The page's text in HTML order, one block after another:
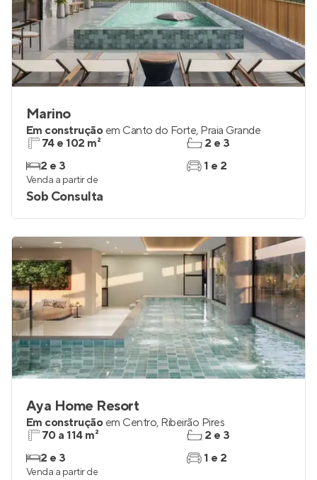
Marino
Em construção em Canto do Forte, Praia Grande
74 e 102 m²
2 e 3
2 e 3
1 e 2
Venda a partir de
Sob Consulta
Aya Home Resort
Em construção em Centro, Ribeirão Pires
70 a 114 m²
2 e 3
2 e 3
1 e 2
Venda a partir de